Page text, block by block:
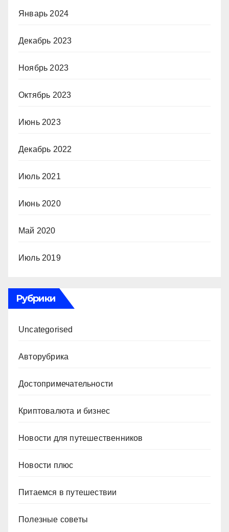
Январь 2024
Декабрь 2023
Ноябрь 2023
Октябрь 2023
Июнь 2023
Декабрь 2022
Июль 2021
Июнь 2020
Май 2020
Июль 2019
Рубрики
Uncategorised
Авторубрика
Достопримечательности
Криптовалюта и бизнес
Новости для путешественников
Новости плюс
Питаемся в путешествии
Полезные советы